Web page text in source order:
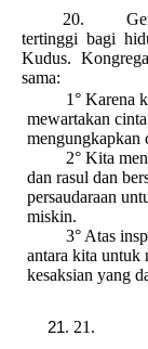
20. Gereja
tertinggi bagi
Kudus.
sama:
1° Karena
mewartakan
mengungkapkan
2° Kita
dan rasul dan
persaudaraan
miskin.
3° Atas
antara kita untuk
kesaksian yang
21.